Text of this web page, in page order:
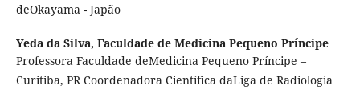
deOkayama - Japão
Yeda da Silva, Faculdade de Medicina Pequeno Príncipe
Professora Faculdade deMedicina Pequeno Príncipe –
Curitiba, PR Coordenadora Científica daLiga de Radiologia